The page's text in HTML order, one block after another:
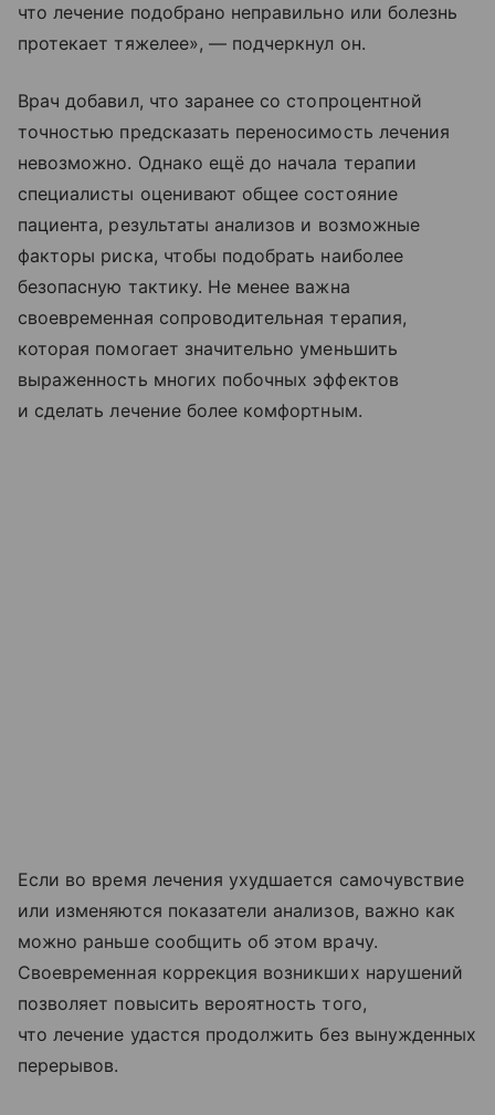
что лечение подобрано неправильно или болезнь
протекает тяжелее», — подчеркнул он.
Врач добавил, что заранее со стопроцентной
точностью предсказать переносимость лечения
невозможно. Однако ещё до начала терапии
специалисты оценивают общее состояние
пациента, результаты анализов и возможные
факторы риска, чтобы подобрать наиболее
безопасную тактику. Не менее важна
своевременная сопроводительная терапия,
которая помогает значительно уменьшить
выраженность многих побочных эффектов
и сделать лечение более комфортным.
Если во время лечения ухудшается самочувствие
или изменяются показатели анализов, важно как
можно раньше сообщить об этом врачу.
Своевременная коррекция возникших нарушений
позволяет повысить вероятность того,
что лечение удастся продолжить без вынужденных
перерывов.